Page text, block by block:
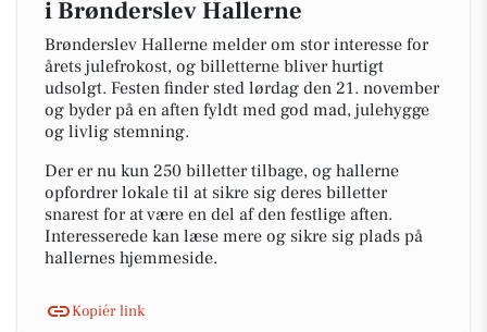
i Brønderslev Hallerne
Brønderslev Hallerne melder om stor interesse for
årets julefrokost, og billetterne bliver hurtigt
udsolgt. Festen finder sted lørdag den 21. november
og byder på en aften fyldt med god mad, julehygge
og livlig stemning.
Der er nu kun 250 billetter tilbage, og hallerne
opfordrer lokale til at sikre sig deres billetter
snarest for at være en del af den festlige aften.
Interesserede kan læse mere og sikre sig plads på
hallernes hjemmeside.
Kopiér link